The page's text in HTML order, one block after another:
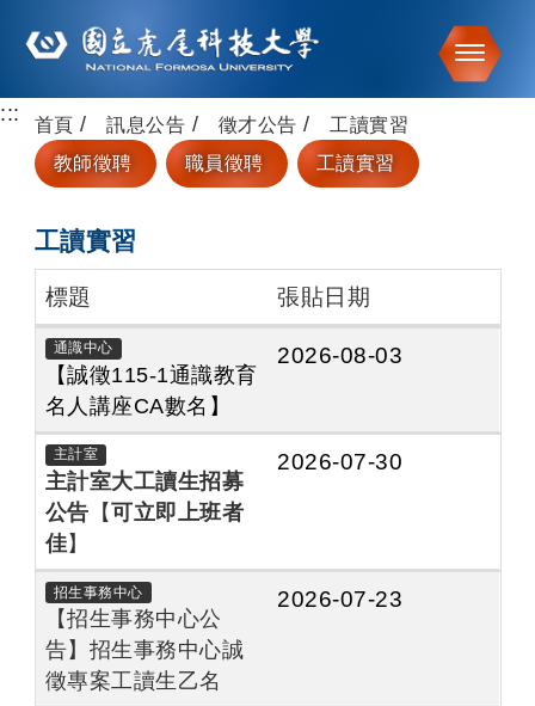
跳到主要內容
::: 首頁 訊息公告 徵才公告
工讀實習
教師徵聘
職員徵聘 工讀實習
工讀實習
標題 張貼日期
通識中心
【誠徵115-1通識教育
名人講座CA數名】
2026-08-03
主計室
主計室大工讀生招募
公告 【可立即上班者
佳】
2026-07-30
招生事務中心
【招生事務中心公
告】招生事務中心誠
徵專案工讀生乙名
2026-07-23